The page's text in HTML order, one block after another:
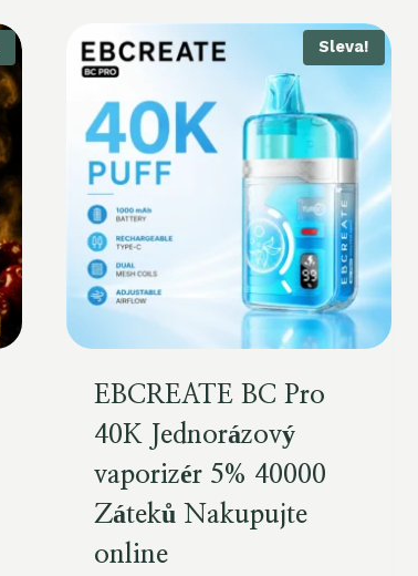
Sleva!
EBCREATE BC Pro
40K Jednorázový
vaporizér 5% 40000
Záteků Nakupujte
online